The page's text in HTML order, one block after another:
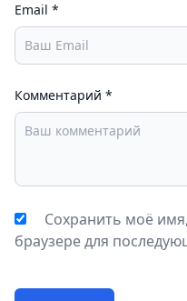
Email *
Комментарий *
Сохранить моё
браузере для